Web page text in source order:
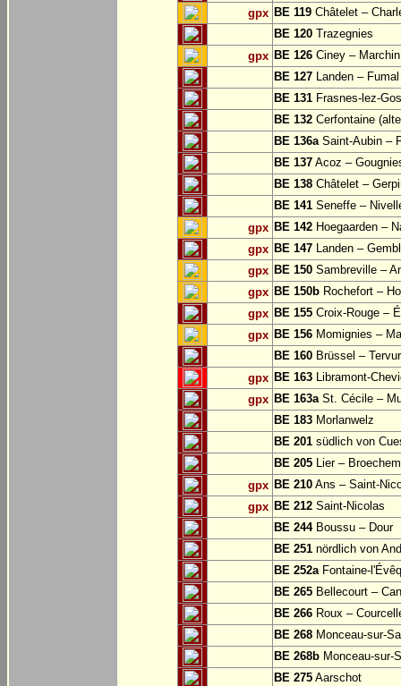
gpx BE 119 Châtelet –
BE 120 Trazegnies
gpx BE 126 Ciney – Marchin
BE 127 Landen – Fumal
BE 131 Frasnes-lez-
BE 132 Cerfontaine
BE 136aSaint-Aubin –
BE 137 Acoz –
BE 138 Châtelet –
BE 141 Seneffe –
gpx BE 142 Hoegaarden –
gpx BE 147 Landen –
gpx BE 150 Sambreville –
gpx BE 150b Rochefort –
gpx BE 155 Croix-Rouge –
gpx BE 156 Momignies –
BE 160 Brüssel –
gpx BE 163 Libramont-
gpx BE 163aSt. Cécile –
BE 183 Morlanwelz
BE 201 südlich von
BE 205 Lier – Broechem
gpx BE 210 Ans – Saint-
gpx BE 212 Saint-Nicolas
BE 244Boussu – Dour
BE 251 nördlich von
BE 252aFontaine-
BE 265 Bellecourt –
BE 266 Roux –
BE 268 Monceau-sur-
BE 268b Monceau-sur-
BE 275 Aarschot